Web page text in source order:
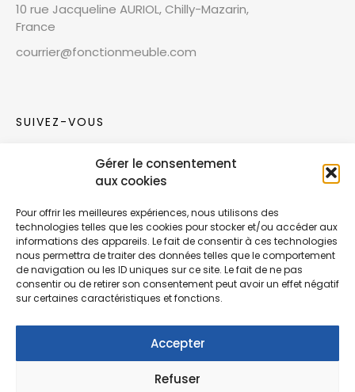
Gérer le consentement
aux cookies
Pour offrir les meilleures expériences, nous utilisons des
technologies telles que les cookies pour stocker et/ou accéder aux
informations des appareils. Le fait de consentir à ces technologies
nous permettra de traiter des données telles que le comportement
de navigation ou les ID uniques sur ce site. Le fait de ne pas
consentir ou de retirer son consentement peut avoir un effet négatif
sur certaines caractéristiques et fonctions.
Accepter
Refuser
10 rue Jacqueline AURIOL, Chilly-Mazarin,
France
courrier@fonctionmeuble.com
SUIVEZ-VOUS
Rejoignez notre communauté sur les réseaux
Nouvelles collections, vie de l’équipe ou
inspirations : soyez informés de nos dernières
actualités.
© Copyright Fonction Meuble